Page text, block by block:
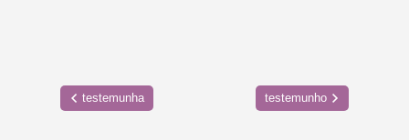
testemunha testemunho